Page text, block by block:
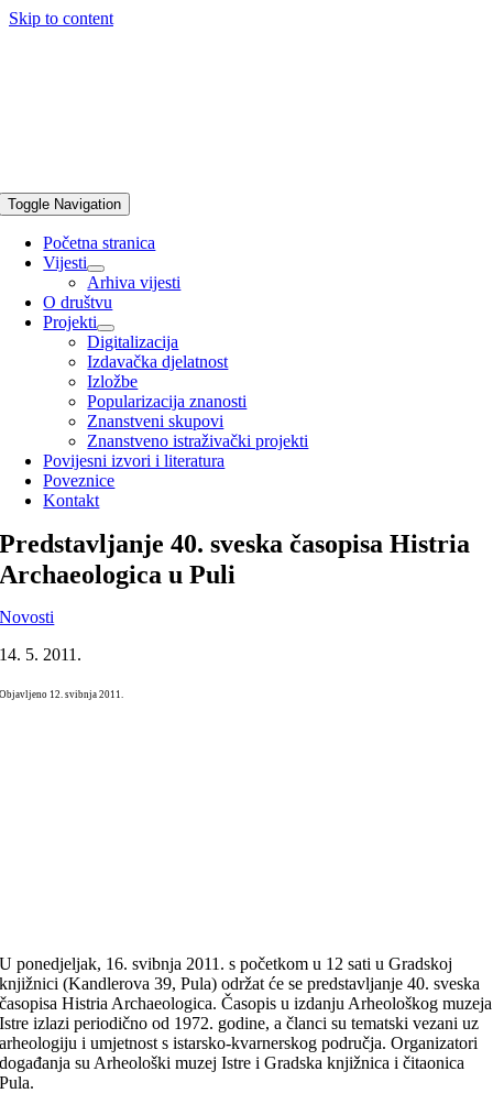
Skip to content
Toggle Navigation
Početna stranica
Vijesti
Arhiva vijesti
O društvu
Projekti
Digitalizacija
Izdavačka djelatnost
Izložbe
Popularizacija znanosti
Znanstveni skupovi
Znanstveno istraživački projekti
Povijesni izvori i literatura
Poveznice
Kontakt
Predstavljanje 40. sveska časopisa Histria
Archaeologica u Puli
Novosti
14. 5. 2011.
Objavljeno 12. svibnja 2011.
U ponedjeljak, 16. svibnja 2011. s početkom u 12 sati u Gradskoj
knjižnici (Kandlerova 39, Pula) održat će se predstavljanje 40. sveska
časopisa Histria Archaeologica. Časopis u izdanju Arheološkog muzeja
Istre izlazi periodično od 1972. godine, a članci su tematski vezani uz
arheologiju i umjetnost s istarsko-kvarnerskog područja. Organizatori
događanja su Arheološki muzej Istre i Gradska knjižnica i čitaonica
Pula.